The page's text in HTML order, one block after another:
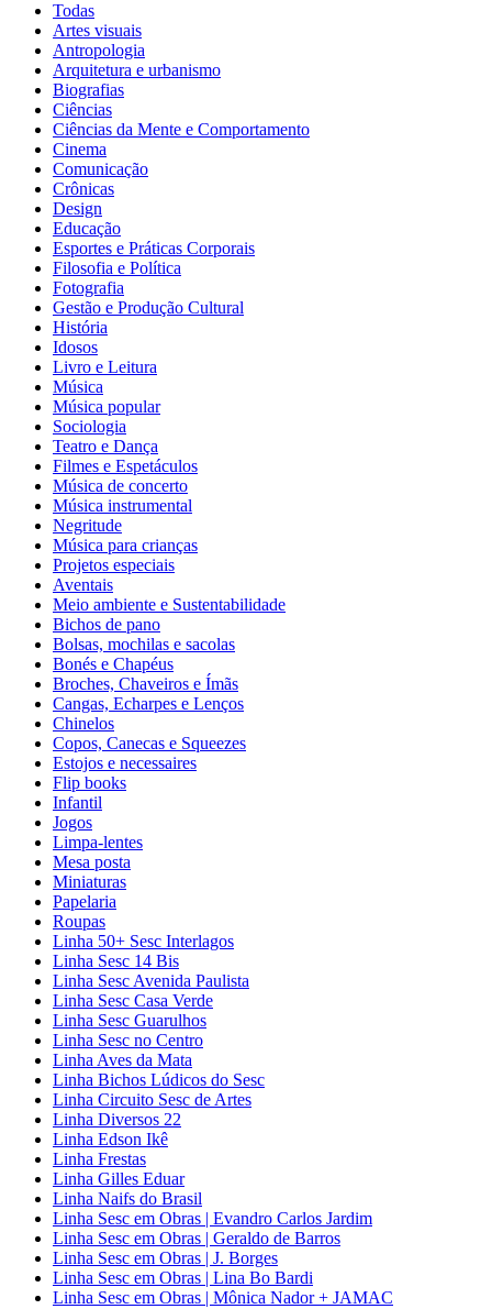
Todas
Artes visuais
Antropologia
Arquitetura e urbanismo
Biografias
Ciências
Ciências da Mente e Comportamento
Cinema
Comunicação
Crônicas
Design
Educação
Esportes e Práticas Corporais
Filosofia e Política
Fotografia
Gestão e Produção Cultural
História
Idosos
Livro e Leitura
Música
Música popular
Sociologia
Teatro e Dança
Filmes e Espetáculos
Música de concerto
Música instrumental
Negritude
Música para crianças
Projetos especiais
Aventais
Meio ambiente e Sustentabilidade
Bichos de pano
Bolsas, mochilas e sacolas
Bonés e Chapéus
Broches, Chaveiros e Ímãs
Cangas, Echarpes e Lenços
Chinelos
Copos, Canecas e Squeezes
Estojos e necessaires
Flip books
Infantil
Jogos
Limpa-lentes
Mesa posta
Miniaturas
Papelaria
Roupas
Linha 50+ Sesc Interlagos
Linha Sesc 14 Bis
Linha Sesc Avenida Paulista
Linha Sesc Casa Verde
Linha Sesc Guarulhos
Linha Sesc no Centro
Linha Aves da Mata
Linha Bichos Lúdicos do Sesc
Linha Circuito Sesc de Artes
Linha Diversos 22
Linha Edson Ikê
Linha Frestas
Linha Gilles Eduar
Linha Naifs do Brasil
Linha Sesc em Obras | Evandro Carlos Jardim
Linha Sesc em Obras | Geraldo de Barros
Linha Sesc em Obras | J. Borges
Linha Sesc em Obras | Lina Bo Bardi
Linha Sesc em Obras | Mônica Nador + JAMAC